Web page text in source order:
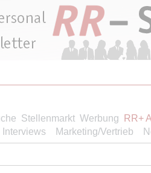
Stellenmarkt Werbung RR+
Interviews Marketing/Vertrieb